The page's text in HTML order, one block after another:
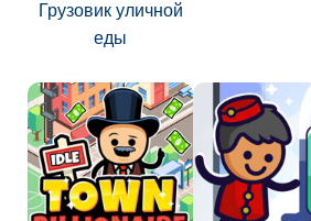
Грузовик уличной
еды